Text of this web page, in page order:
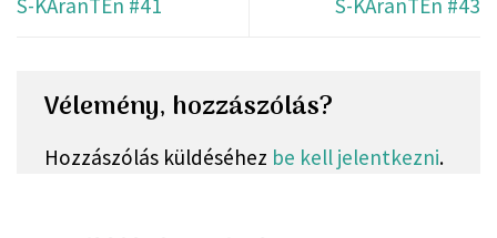
Vélemény, hozzászólás?
Hozzászólás küldéséhez be kell jelentkezni.